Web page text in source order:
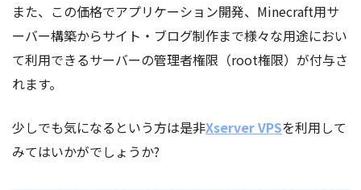
また、この価格でアプリケーション開発、Minecraft用サ
ーバー構築からサイト・ブログ制作まで様々な用途におい
て利用できるサーバーの管理者権限（root権限）が付与さ
れます。
少しでも気になるという方は是非Xserver VPSを利用して
みてはいかがでしょうか?